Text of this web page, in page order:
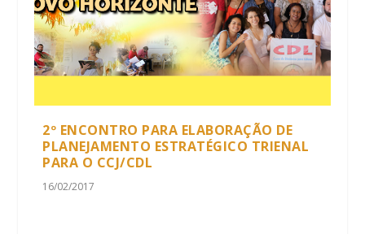
2º ENCONTRO PARA ELABORAÇÃO DE
PLANEJAMENTO ESTRATÉGICO TRIENAL
PARA O CCJ/CDL
16/02/2017